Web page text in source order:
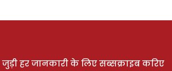
हर जानकारी के लिए सब्सक्राइब करिए